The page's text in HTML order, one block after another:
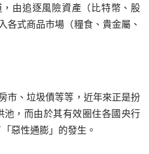
由追逐風險資產（比特幣、股
各式商品市場（糧食、貴金屬、
市、垃圾債等等，近年來正是扮
，而由於其有效圈住各國央行
惡性通膨」的發生。